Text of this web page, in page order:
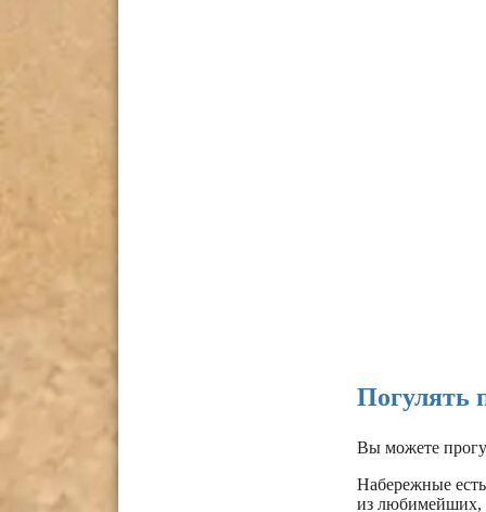
Погулять
Вы можете
Набережные
из любимейших,